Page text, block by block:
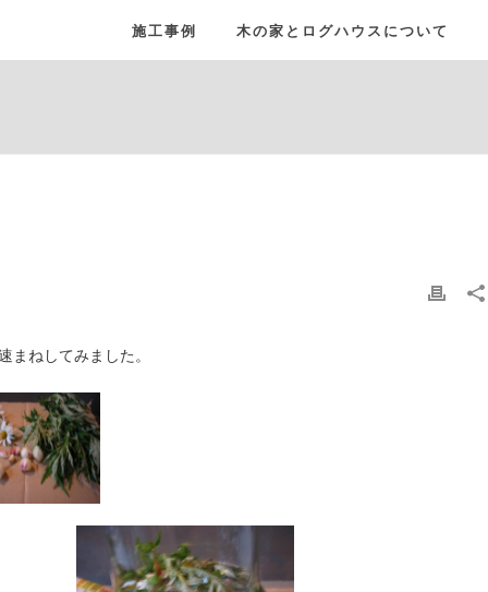
施工事例 木の家とログハウスについて
ねしてみました。